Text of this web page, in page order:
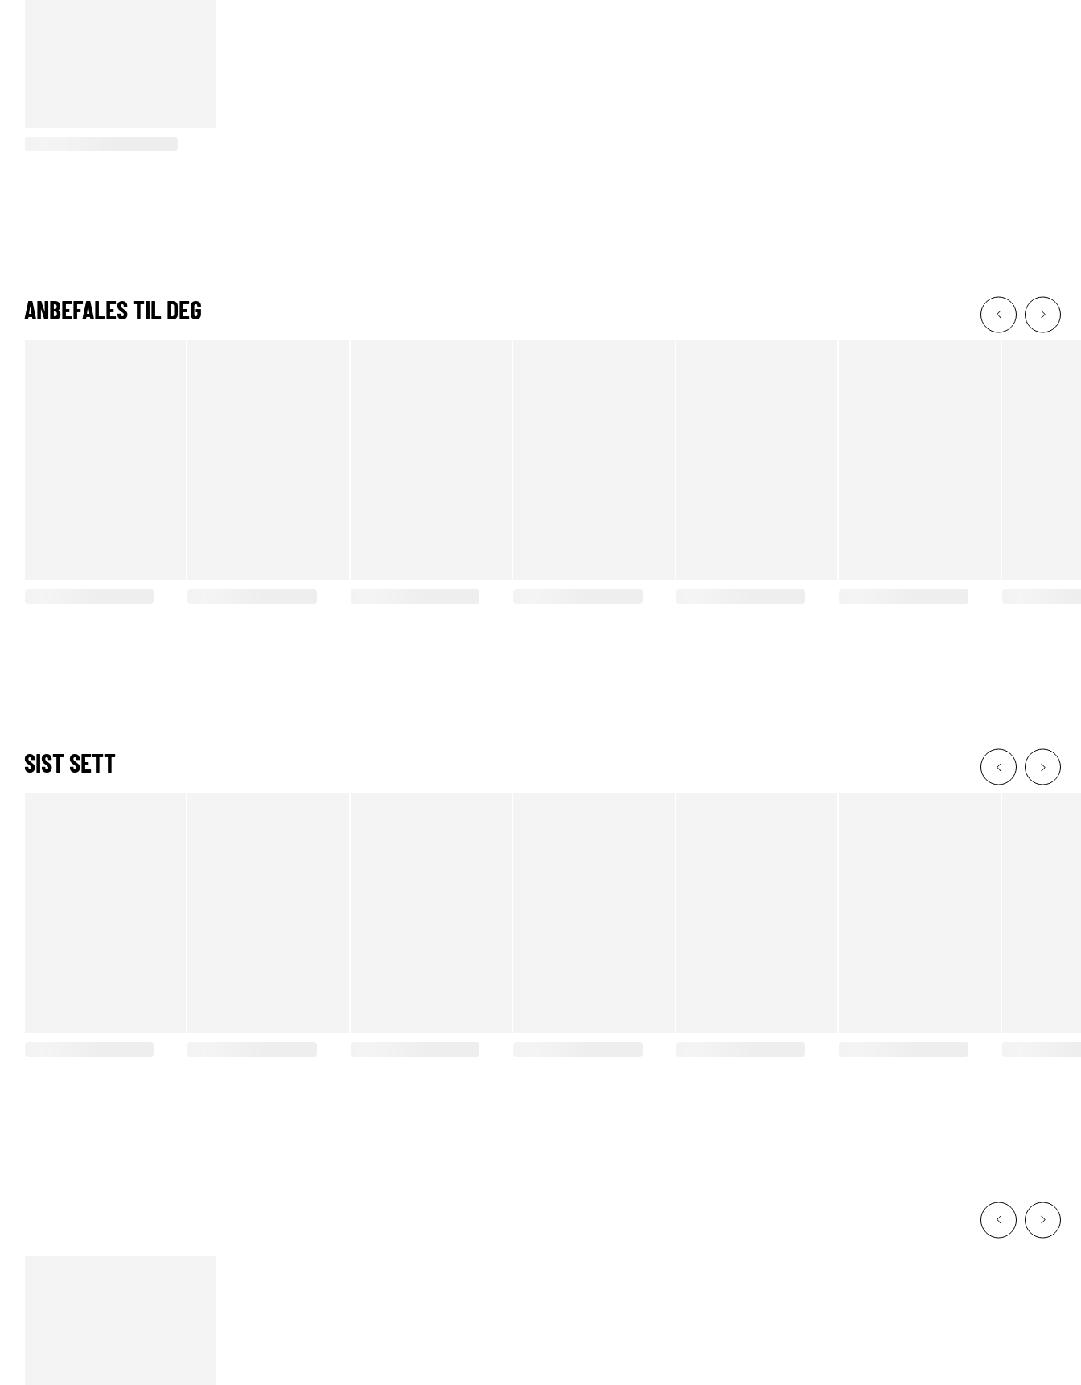
ANBEFALES TIL DEG
SIST SETT